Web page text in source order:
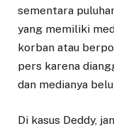
sementara
yang memiliki
korban atau
pers karena
dan medianya
Di kasus Deddy,